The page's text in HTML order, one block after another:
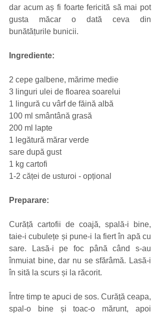
dar acum aș fi foarte fericită să mai pot
gusta măcar o dată ceva din
bunătățurile bunicii.
Ingrediente:
2 cepe galbene, mărime medie
3 linguri ulei de floarea soarelui
1 lingură cu vârf de făină albă
100 ml smântână grasă
200 ml lapte
1 legătură mărar verde
sare după gust
1 kg cartofi
1-2 căței de usturoi - opțional
Preparare:
Curăță cartofii de coajă, spală-i bine,
taie-i cubulețe și pune-i la fiert în apă cu
sare. Lasă-i pe foc până când s-au
înmuiat bine, dar nu se sfărâmă. Lasă-i
în sită la scurs și la răcorit.
Între timp te apuci de sos. Curăță ceapa,
spal-o bine și toac-o mărunt, apoi